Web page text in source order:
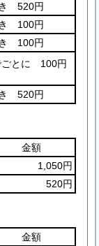
520円
100円
100円
ごとに 100円
520円
金額
1,050円
520円
金額